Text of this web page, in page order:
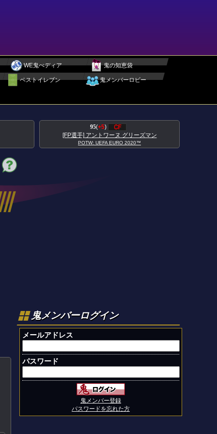
WE鬼ぺディア 鬼の知恵袋
ベストイレブン 鬼メンバーロビー
95(+5)
[FP選手] アントワーヌ グリーズマン
POTW: UEFA EURO 2020™
鬼メンバーログイン
メールアドレス
パスワード
鬼メンバー登録
パスワードを忘れた方